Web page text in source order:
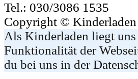
Tel.: 030/3086 1535
Copyright © Kinderladen
Als Kinderladen liegt uns
Funktionalität der
du bei uns in der